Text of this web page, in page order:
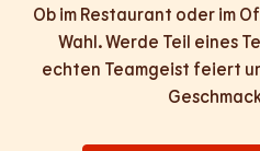
Ob im Restaurant oder im
Wahl. Werde Teil eines
echten Teamgeist feiert